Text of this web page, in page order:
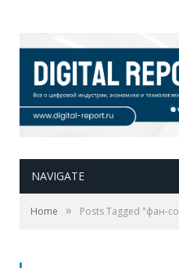
NAVIGATE
Home » Posts Tagged "фан-